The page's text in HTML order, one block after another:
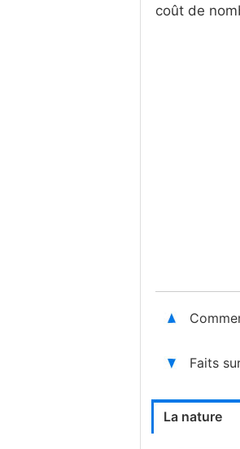
coût de
Faits
La nature